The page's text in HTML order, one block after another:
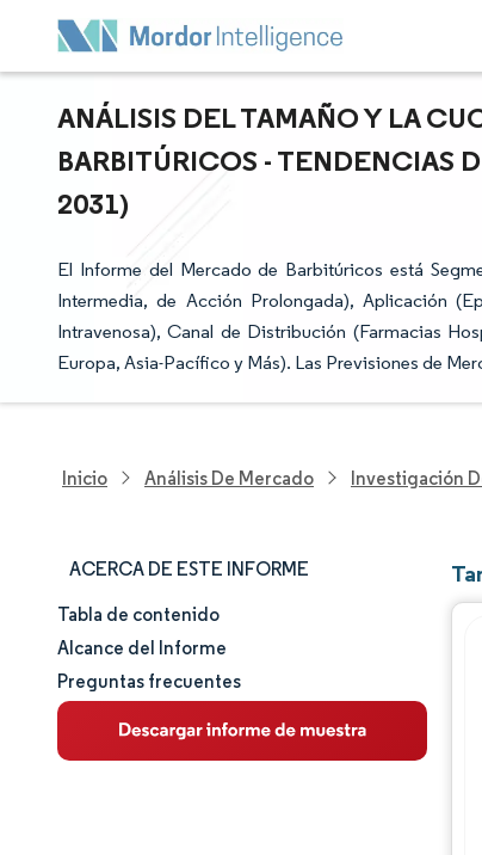
ANÁLISIS DEL TAMAÑO Y LA
BARBITÚRICOS - TENDENCIAS
2031)
El Informe del Mercado de Barbitúricos está
Intermedia, de Acción Prolongada), Aplicación
Intravenosa), Canal de Distribución (Farmacias
Europa, Asia-Pacífico y Más). Las Previsiones de
Inicio Análisis De Mercado Investigación
ACERCA DE ESTE INFORME
Tamaño y cuota de mercado
Análisis de mercado
Tendencias e ideas
Tabla de contenido
Alcance del Informe
Preguntas frecuentes